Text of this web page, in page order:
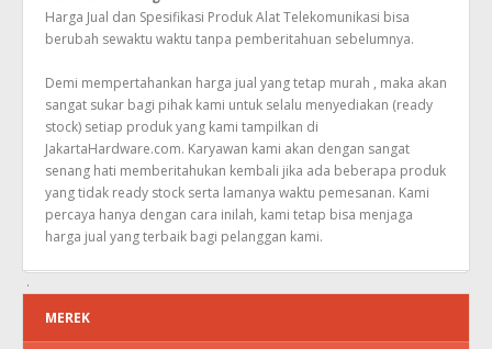
Harga Jual dan Spesifikasi Produk Alat Telekomunikasi bisa
berubah sewaktu waktu tanpa pemberitahuan sebelumnya.
Demi mempertahankan harga jual yang tetap murah , maka akan
sangat sukar bagi pihak kami untuk selalu menyediakan (ready
stock) setiap produk yang kami tampilkan di
JakartaHardware.com. Karyawan kami akan dengan sangat
senang hati memberitahukan kembali jika ada beberapa produk
yang tidak ready stock serta lamanya waktu pemesanan. Kami
percaya hanya dengan cara inilah, kami tetap bisa menjaga
harga jual yang terbaik bagi pelanggan kami.
MEREK